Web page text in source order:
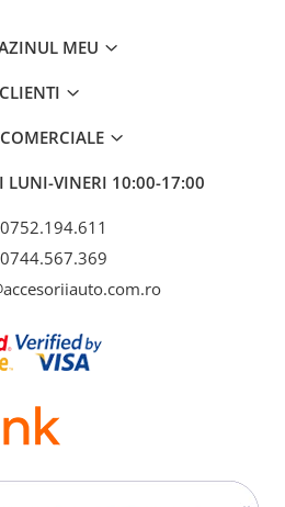
MEU
CLIENTI
LUNI-VINERI 10:00-17:00
0752.194.611
0744.567.369